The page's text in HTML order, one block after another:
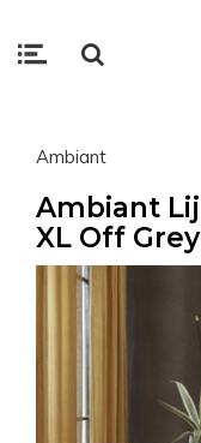
Ambiant
Ambiant
XL Off Grey